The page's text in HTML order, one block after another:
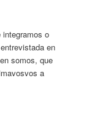
integramos o
en
somos, que
a